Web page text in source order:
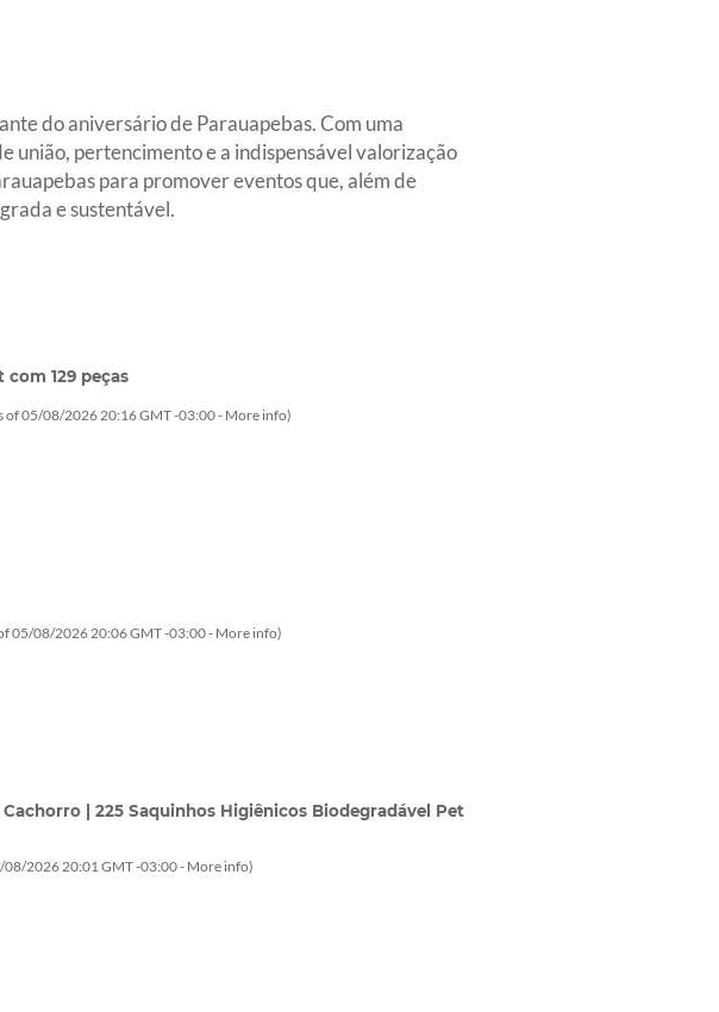
do aniversário de Parauapebas. Com uma
união, pertencimento e a indispensável valorização
para promover eventos que, além de
e sustentável.
129 peças
of 05/08/2026 20:16 GMT -03:00 - More info)
05/08/2026 20:06 GMT -03:00 - More info)
Cachorro | 225 Saquinhos Higiênicos Biodegradável Pet
08/2026 20:01 GMT -03:00 -More info)